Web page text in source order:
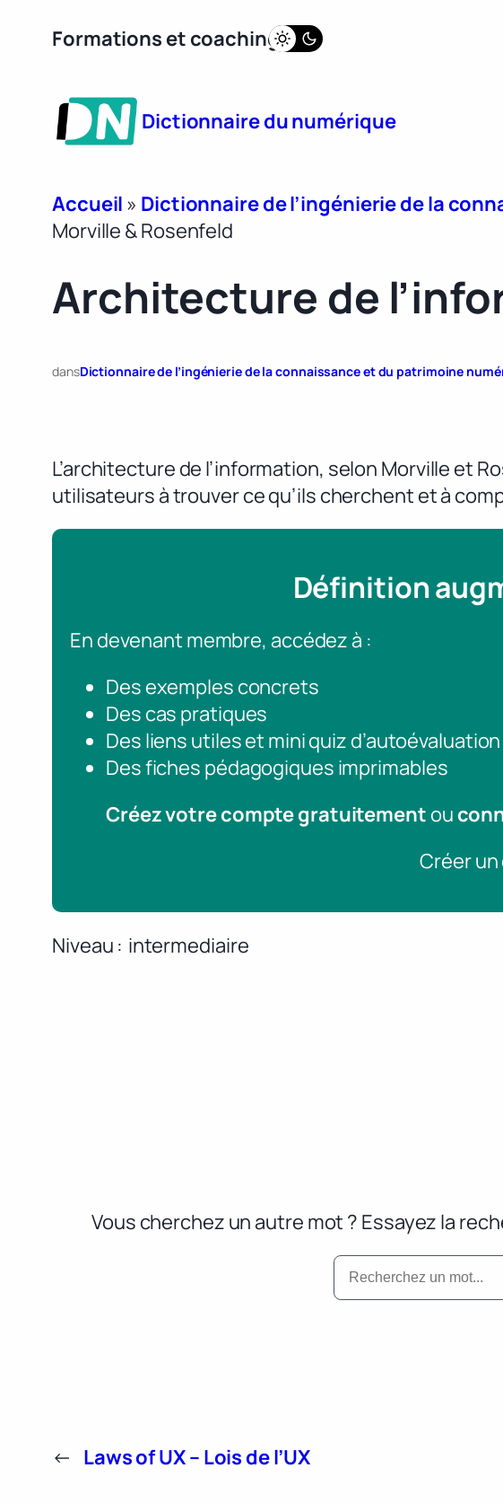
Formations et coaching
Dictionnaire du numérique
Accueil » Dictionnaire de l’ingénierie de la
Morville & Rosenfeld
Architecture de
dansDictionnaire de l’ingénierie de la connaissance et du patrimoine
L’architecture de l’information, selon Morville et
utilisateurs à trouver ce qu’ils cherchent et à
Définition
En devenant membre, accédez à :
Des exemples concrets
Des cas pratiques
Des liens utiles et mini quiz d’autoévaluation
Des fiches pédagogiques imprimables
Créez votre compte gratuitement ou
Créer
Niveau intermediaire
Vous cherchez un autre mot ? Essayez la
← Laws of UX – Lois de l’UX